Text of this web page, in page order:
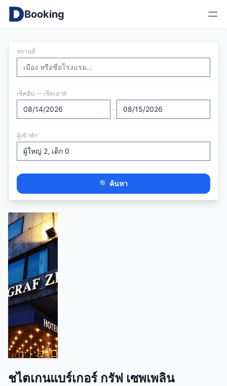
Booking
สถานที่
เช็คอิน — เช็คเอาต์
—
ผู้เข้าพัก
🔍 ค้นหา
ชไตเกนแบร์เกอร์ กรัฟ เซพเพลิน